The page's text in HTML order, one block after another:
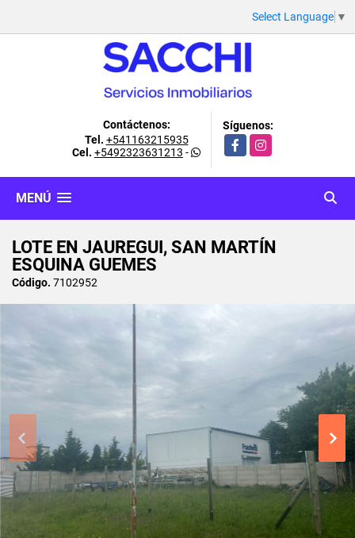
Select Language ▼
Contáctenos:
Tel. +541163215935
Cel. +5492323631213 -
Síguenos:
FacebookInstagram
MENÚ
LOTE EN JAUREGUI, SAN MARTÍN
ESQUINA GUEMES
Código. 7102952